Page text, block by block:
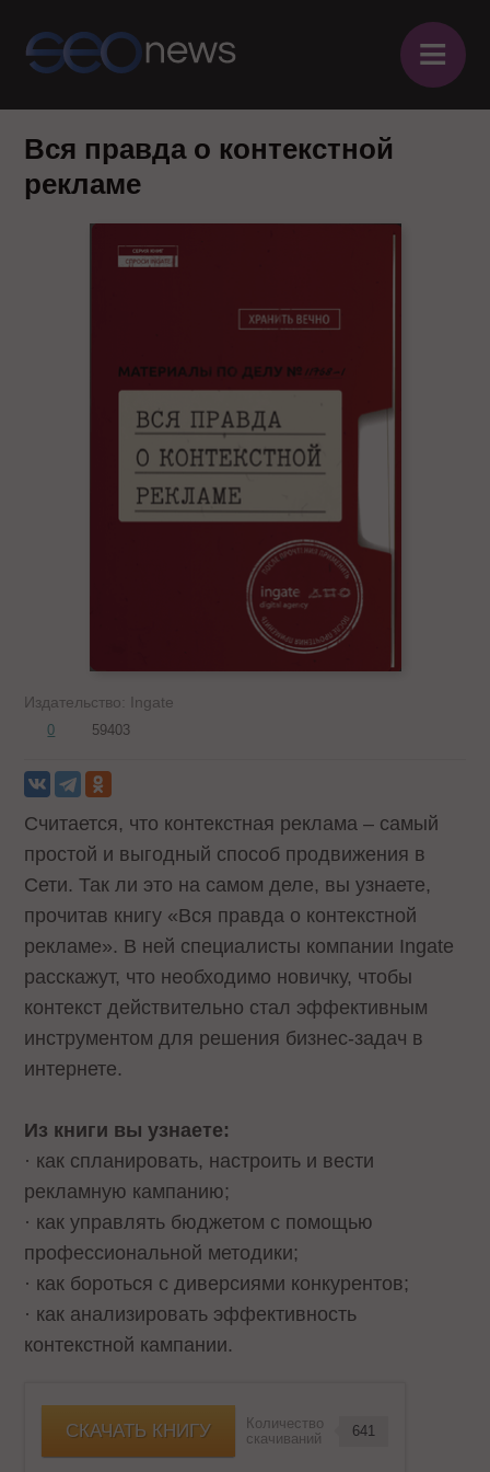
≡
Вся правда о контекстной
рекламе
Издательство: Ingate
0 59403
Считается, что контекстная реклама – самый
простой и выгодный способ продвижения в
Сети. Так ли это на самом деле, вы узнаете,
прочитав книгу «Вся правда о контекстной
рекламе». В ней специалисты компании Ingate
расскажут, что необходимо новичку, чтобы
контекст действительно стал эффективным
инструментом для решения бизнес-задач в
интернете.
Из книги вы узнаете:
· как спланировать, настроить и вести
рекламную кампанию;
· как управлять бюджетом с помощью
профессиональной методики;
· как бороться с диверсиями конкурентов;
· как анализировать эффективность
контекстной кампании.
СКАЧАТЬ КНИГУ
Количество
скачиваний
641